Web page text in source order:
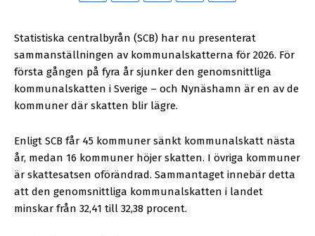
Statistiska centralbyrån (SCB) har nu presenterat
sammanställningen av kommunalskatterna för 2026. För
första gången på fyra år sjunker den genomsnittliga
kommunalskatten i Sverige – och Nynäshamn är en av de
kommuner där skatten blir lägre.
Enligt SCB får 45 kommuner sänkt kommunalskatt nästa
år, medan 16 kommuner höjer skatten. I övriga kommuner
är skattesatsen oförändrad. Sammantaget innebär detta
att den genomsnittliga kommunalskatten i landet
minskar från 32,41 till 32,38 procent.